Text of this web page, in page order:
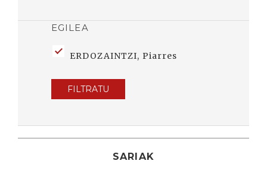
EGILEA
ERDOZAINTZI, Piarres
FILTRATU
SARIAK